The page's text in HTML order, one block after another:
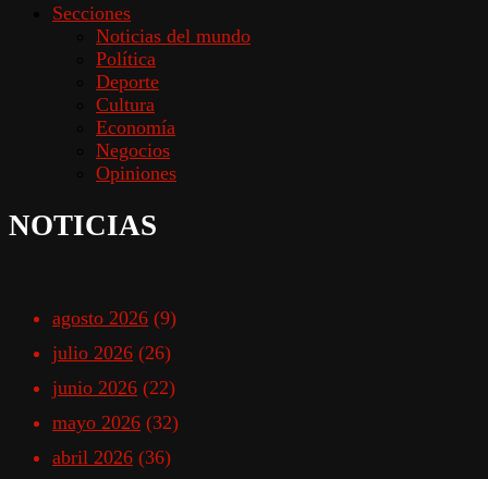
Secciones
Noticias del mundo
Política
Deporte
Cultura
Economía
Negocios
Opiniones
NOTICIAS
agosto 2026 (9)
julio 2026 (26)
junio 2026 (22)
mayo 2026 (32)
abril 2026 (36)